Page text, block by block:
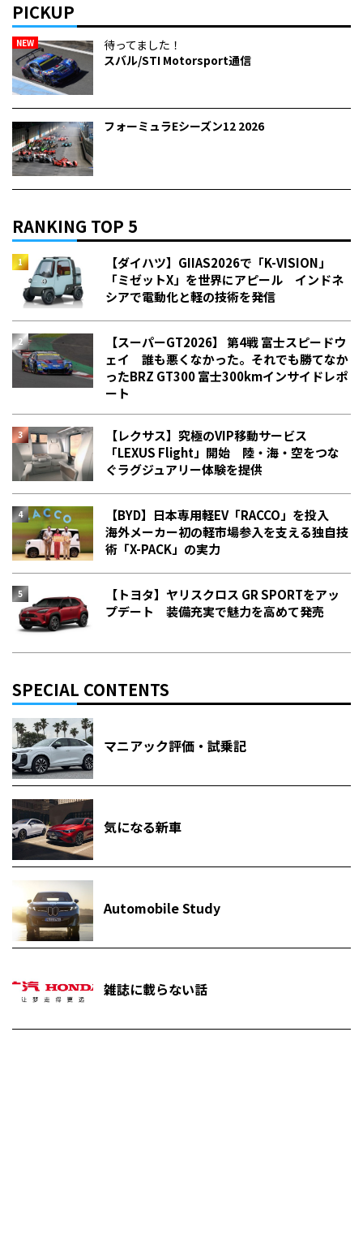
PICKUP
NEW
待ってました！
スバル/STI Motorsport通信
フォーミュラEシーズン12 2026
RANKING TOP 5
【ダイハツ】GIIAS2026で「K-VISION」
「ミゼットX」を世界にアピール インドネ
シアで電動化と軽の技術を発信
【スーパーGT2026】 第4戦 富士スピードウ
ェイ 誰も悪くなかった。それでも勝てなか
った――BRZ GT300 富士300kmインサイドレポ
ート
【レクサス】究極のVIP移動サービス
「LEXUS Flight」開始 陸・海・空をつな
ぐラグジュアリー体験を提供
【BYD】日本専用軽EV「RACCO」を投入
海外メーカー初の軽市場参入を支える独自技
術「X-PACK」の実力
【トヨタ】ヤリスクロス GR SPORTをアッ
プデート 装備充実で魅力を高めて発売
SPECIAL CONTENTS
マニアック評価・試乗記
気になる新車
Automobile Study
雑誌に載らない話